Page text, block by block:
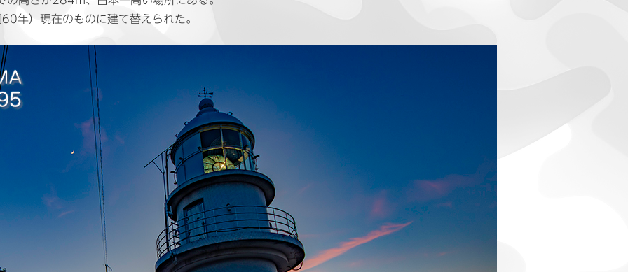
年）現在のものに建て替えられた。